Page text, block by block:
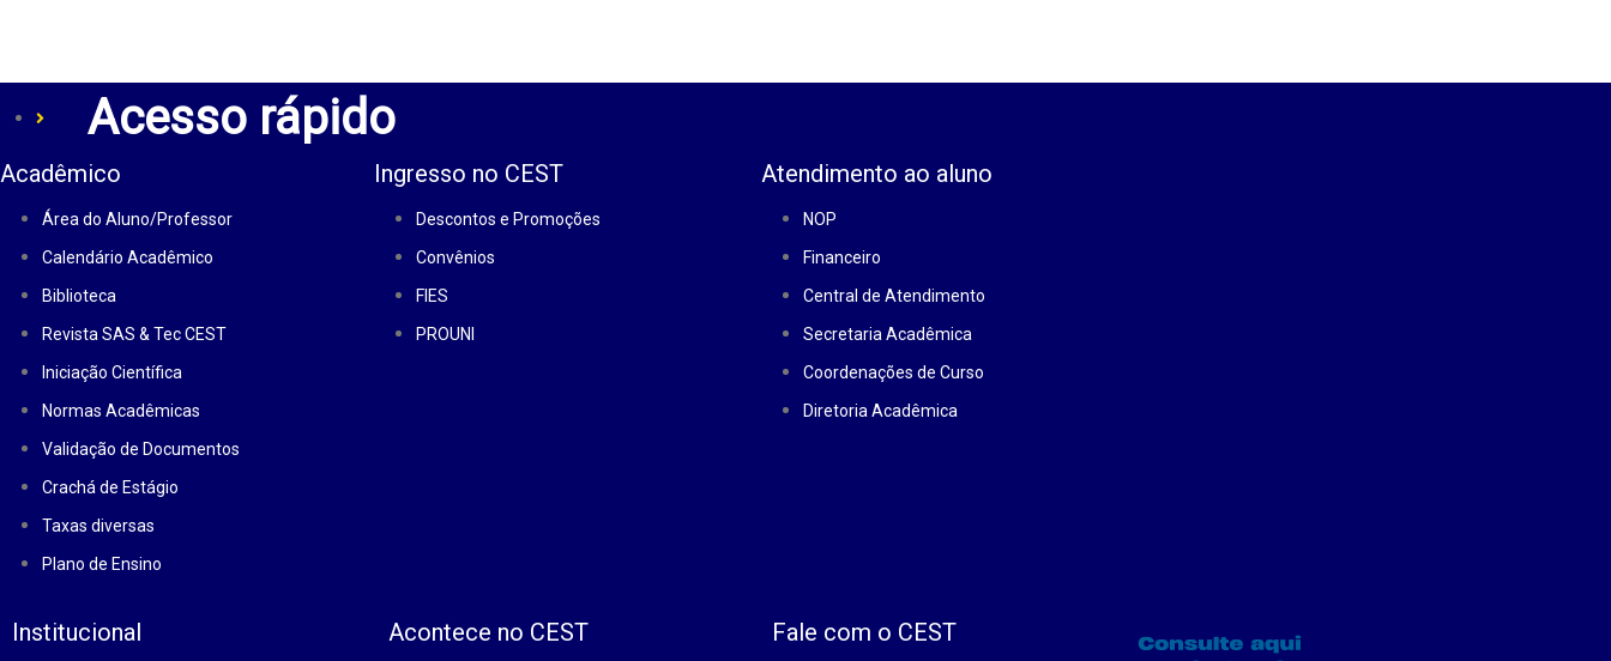
Acesso rápido
Acadêmico
Área do Aluno/Professor
Calendário Acadêmico
Biblioteca
Revista SAS & Tec CEST
Iniciação Científica
Normas Acadêmicas
Validação de Documentos
Crachá de Estágio
Taxas diversas
Plano de Ensino
Ingresso no CEST
Descontos e Promoções
Convênios
FIES
PROUNI
Atendimento ao aluno
NOP
Financeiro
Central de Atendimento
Secretaria Acadêmica
Coordenações de Curso
Diretoria Acadêmica
Institucional Acontece no CEST Fale com o CEST